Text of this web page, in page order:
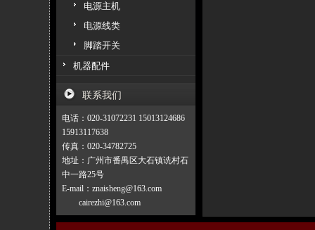
电源主机
电源线类
脚踏开关
机器配件
联系我们
电话：020-31072231 15013124686
15913117638
传真：020-34782725
地址：广州市番禺区大石镇诜村石
中一路25号
E-mail：znaisheng@163.com
cairezhi@163.com